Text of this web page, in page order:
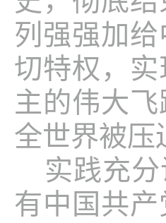
列强强加
切特权，
主的伟大
全世界被压
实践充
有中国共